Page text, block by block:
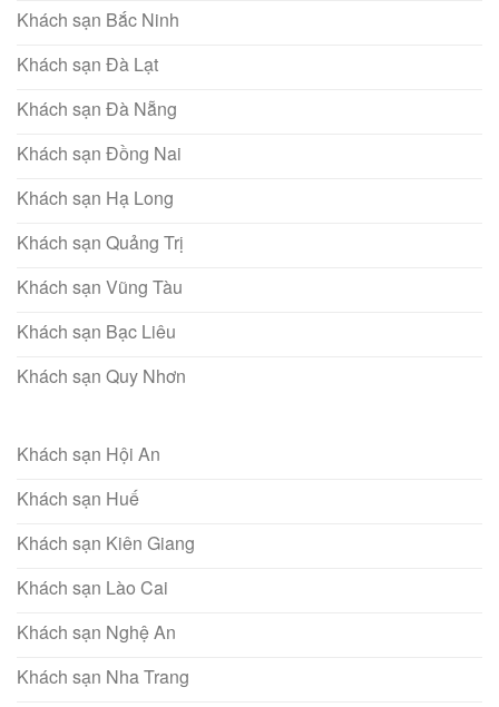
Khách sạn Bắc Ninh
Khách sạn Đà Lạt
Khách sạn Đà Nẵng
Khách sạn Đồng Nai
Khách sạn Hạ Long
Khách sạn Quảng Trị
Khách sạn Vũng Tàu
Khách sạn Bạc Liêu
Khách sạn Quy Nhơn
Khách sạn Hội An
Khách sạn Huế
Khách sạn Kiên Giang
Khách sạn Lào Cai
Khách sạn Nghệ An
Khách sạn Nha Trang